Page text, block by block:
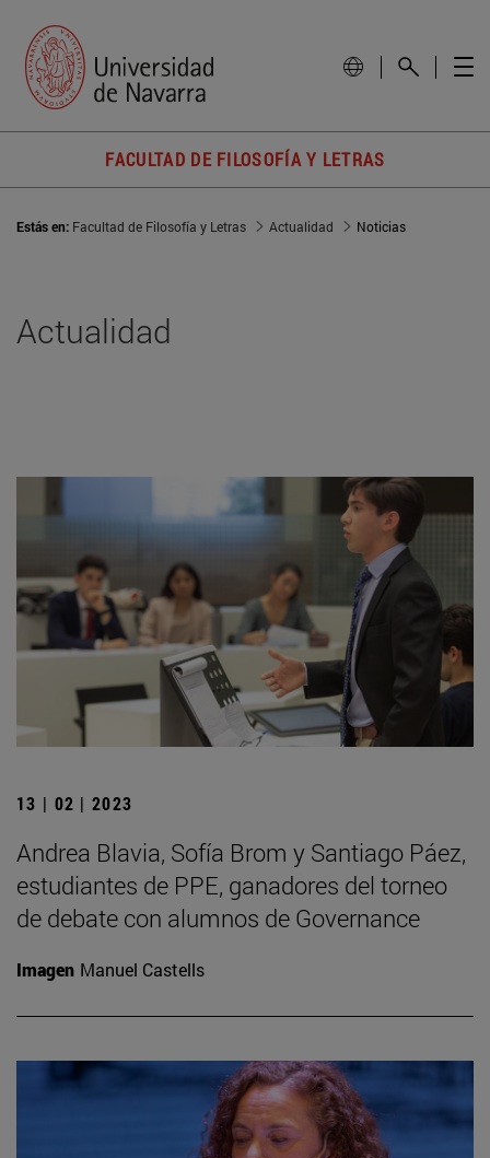
FACULTAD DE FILOSOFÍA Y LETRAS
Estás en: Facultad de Filosofía y Letras Actualidad Noticias
Actualidad
13 | 02 | 2023
Andrea Blavia, Sofía Brom y Santiago Páez,
estudiantes de PPE, ganadores del torneo
de debate con alumnos de Governance
Imagen Manuel Castells